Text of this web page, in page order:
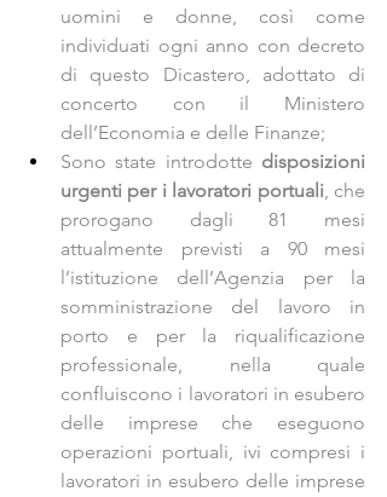
uomini e donne, così come
individuati ogni anno con decreto
di questo Dicastero, adottato di
concerto con il Ministero
dell’Economia e delle Finanze;
Sono state introdotte disposizioni
urgenti per i lavoratori portuali, che
prorogano dagli 81 mesi
attualmente previsti a 90 mesi
l’istituzione dell’Agenzia per la
somministrazione del lavoro in
porto e per la riqualificazione
professionale, nella quale
confluiscono i lavoratori in esubero
delle imprese che eseguono
operazioni portuali, ivi compresi i
lavoratori in esubero delle imprese